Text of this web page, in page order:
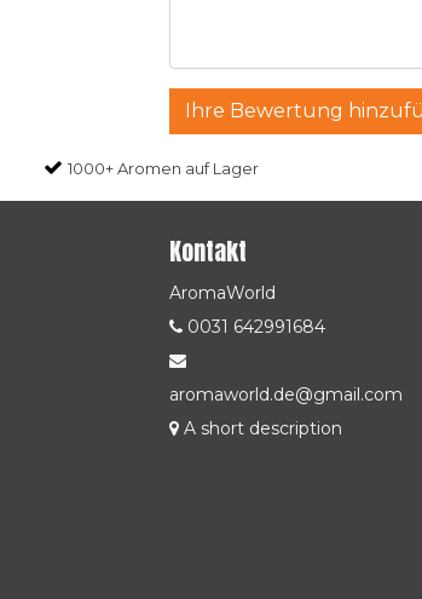
Ihre Bewertung
1000+ Aromen auf Lager
Kontakt
AromaWorld
0031 642991684
aromaworld.de@gmail.com
A short description